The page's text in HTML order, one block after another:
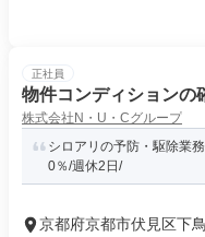
正社員
物件コンディションの
株式会社N・U・Cグループ
シロアリの予防・駆除業
0％/週休2日/
京都府京都市伏見区下